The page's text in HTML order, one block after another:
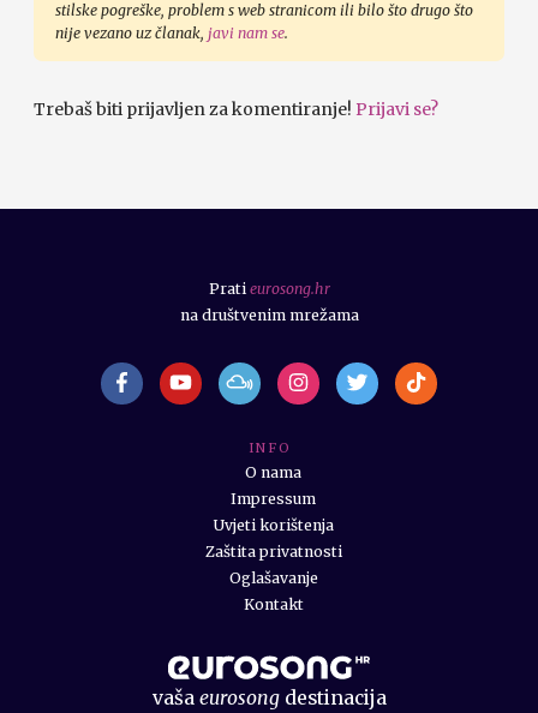
stilske pogreške, problem s web stranicom ili bilo što drugo što
nije vezano uz članak, javi nam se.
Trebaš biti prijavljen za komentiranje! Prijavi se?
vaša eurosongdestinacija
I N F O
O nama
Impressum
Uvjeti korištenja
Zaštita privatnosti
Oglašavanje
Kontakt
Prati eurosong.hr
na društvenim mrežama